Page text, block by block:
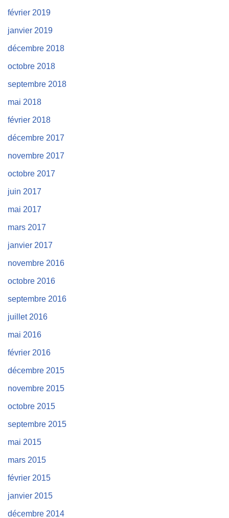
février 2019
janvier 2019
décembre 2018
octobre 2018
septembre 2018
mai 2018
février 2018
décembre 2017
novembre 2017
octobre 2017
juin 2017
mai 2017
mars 2017
janvier 2017
novembre 2016
octobre 2016
septembre 2016
juillet 2016
mai 2016
février 2016
décembre 2015
novembre 2015
octobre 2015
septembre 2015
mai 2015
mars 2015
février 2015
janvier 2015
décembre 2014